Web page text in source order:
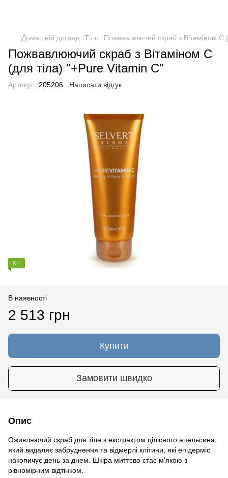
Домашній догляд Тіло Пожвавлюючий скраб з Вітаміном С
Пожвавлюючий скраб з Вітаміном С
(для тіла) "+Pure Vitamin C"
Артикул: 205206 Написати відгук
Хіт
В наявності
2 513 грн
Купити
Замовити швидко
Опис
Оживляючий скраб для тіла з екстрактом цілісного апельсина,
який видаляє забруднення та відмерлі клітини, які епідерміс
накопичує день за днем. Шкіра миттєво стає м'якою з
рівномірним відтінком.